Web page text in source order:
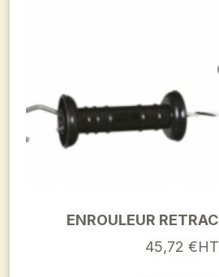
ENROULEUR
45,72 €HT